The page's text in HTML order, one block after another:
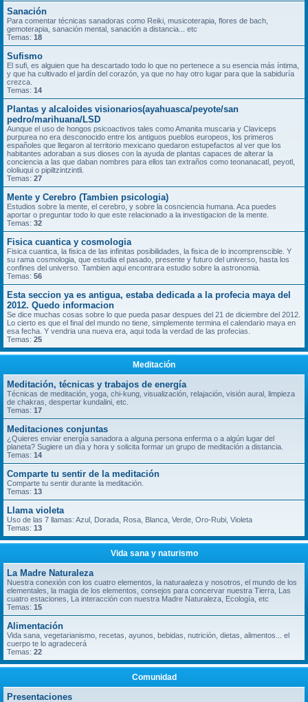
Sanación
Para comentar técnicas sanadoras como Reiki, musicoterapia, flores de bach,
gemoterapia, sanación mental, sanación a distancia... etc
Temas: 18
Sufismo
El sufi, es alguien que ha descartado todo lo que no pertenece a su esencia más íntima,
y que ha cultivado el jardín del corazón, ya que no hay otro lugar para que la sabiduría
crezca.
Temas: 14
Plantas y alcaloides visionarios(ayahuasca/peyote/san
pedro/marihuana/LSD
Aunque el uso de hongos psicoactivos tales como Amanita muscaria y Claviceps
purpurea no era desconocido entre los antiguos pueblos europeos, los primeros
españoles que llegaron al territorio mexicano quedaron estupefactos al ver que los
habitantes adoraban a sus dioses con la ayuda de plantas capaces de alterar la
conciencia a las que daban nombres para ellos tan extraños como teonanacatl, peyotl,
ololiuqui o pipiltzintzintli.
Temas: 27
Mente y Cerebro (Tambien psicologia)
Estudios sobre la mente, el cerebro, y sobre la cosnciencia humana. Aca puedes
aportar o preguntar todo lo que este relacionado a la investigacion de la mente.
Temas: 32
Fisica cuantica y cosmologia
Fisica cuantica, la fisica de las infinitas posibilidades, la fisica de lo incomprenscible. Y
su rama cosmologia, que estudia el pasado, presente y futuro del universo, hasta los
confines del universo. Tambien aqui encontrara estudio sobre la astronomia.
Temas: 56
Esta seccion ya es antigua, estaba dedicada a la profecia maya del
2012. Quedo informacion
Se dice muchas cosas sobre lo que pueda pasar despues del 21 de diciembre del 2012.
Lo cierto es que el final del mundo no tiene, simplemente termina el calendario maya en
esa fecha. Y vendria una nueva era, aqui toda la verdad de las profecias.
Temas: 25
Meditación
Meditación, técnicas y trabajos de energía
Técnicas de meditación, yoga, chi-kung, visualización, relajación, visión aural, limpieza
de chakras, despertar kundalini, etc.
Temas: 17
Meditaciones conjuntas
¿Quieres enviar energía sanadora a alguna persona enferma o a algún lugar del
planeta? Sugiere un día y hora y solicita formar un grupo de meditación a distancia.
Temas: 14
Comparte tu sentir de la meditación
Comparte tu sentir durante la meditación.
Temas: 13
Llama violeta
Uso de las 7 llamas: Azul, Dorada, Rosa, Blanca, Verde, Oro-Rubi, Violeta
Temas: 13
Vida sana y naturismo
La Madre Naturaleza
Nuestra conexión con los cuatro elementos, la naturaaleza y nosotros, el mundo de los
elementales, la magia de los elementos, consejos para concervar nuestra Tierra, Las
cuatro estaciones, La interacción con nuestra Madre Naturaleza, Ecología, etc
Temas: 15
Alimentación
Vida sana, vegetarianismo, recetas, ayunos, bebidas, nutrición, dietas, alimentos... el
cuerpo te lo agradecerá
Temas: 22
Comunidad
Presentaciones